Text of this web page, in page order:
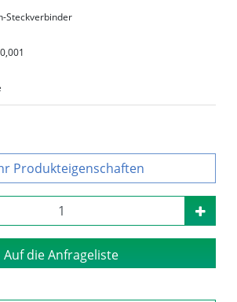
Steckverbinder
0,001
Produkteigenschaften
Auf die Anfrageliste